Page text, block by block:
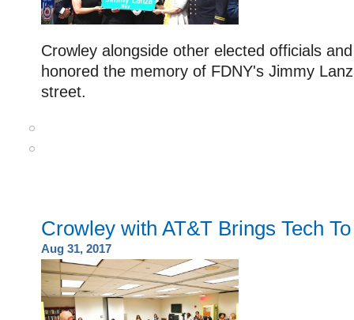
Crowley alongside other elected officials
honored the memory of FDNY's Jimmy
street.
Crowley with AT&T Brings Tech
Aug 31, 2017